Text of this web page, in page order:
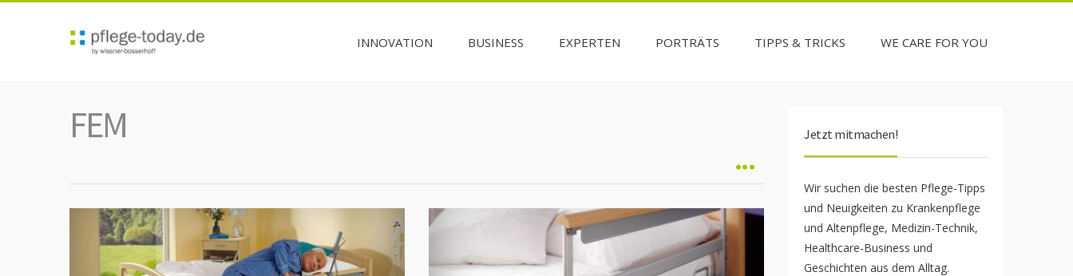
INNOVATION BUSINESS EXPERTEN PORTRÄTS TIPPS & TRICKS WE CARE FOR YOU
FEM Jetzt mitmachen!
Wir suchen die besten Pflege-Tipps
und Neuigkeiten zu Krankenpflege
und Altenpflege, Medizin-Technik,
Healthcare-Business und
Geschichten aus dem Alltag.